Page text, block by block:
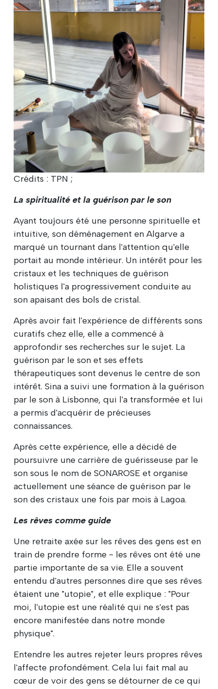
Crédits : TPN ;
La spiritualité et la guérison par le son
Ayant toujours été une personne spirituelle et
intuitive, son déménagement en Algarve a
marqué un tournant dans l'attention qu'elle
portait au monde intérieur. Un intérêt pour les
cristaux et les techniques de guérison
holistiques l'a progressivement conduite au
son apaisant des bols de cristal.
Après avoir fait l'expérience de différents sons
curatifs chez elle, elle a commencé à
approfondir ses recherches sur le sujet. La
guérison par le son et ses effets
thérapeutiques sont devenus le centre de son
intérêt. Sina a suivi une formation à la guérison
par le son à Lisbonne, qui l'a transformée et lui
a permis d'acquérir de précieuses
connaissances.
Après cette expérience, elle a décidé de
poursuivre une carrière de guérisseuse par le
son sous le nom de SONAROSE et organise
actuellement une séance de guérison par le
son des cristaux une fois par mois à Lagoa.
Les rêves comme guide
Une retraite axée sur les rêves des gens est en
train de prendre forme - les rêves ont été une
partie importante de sa vie. Elle a souvent
entendu d'autres personnes dire que ses rêves
étaient une "utopie", et elle explique : "Pour
moi, l'utopie est une réalité qui ne s'est pas
encore manifestée dans notre monde
physique".
Entendre les autres rejeter leurs propres rêves
l'affecte profondément. Cela lui fait mal au
cœur de voir des gens se détourner de ce qui